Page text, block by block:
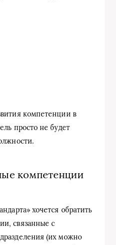
компетенции в
просто не будет
компетенции
хочется обратить
связанные с
(их можно